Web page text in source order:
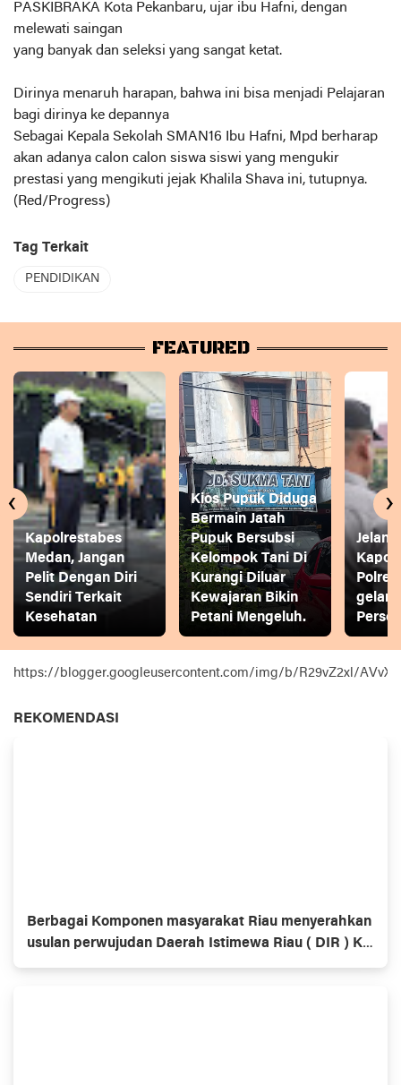
PASKIBRAKA Kota Pekanbaru, ujar ibu Hafni, dengan
melewati saingan
yang banyak dan seleksi yang sangat ketat.
Dirinya menaruh harapan, bahwa ini bisa menjadi Pelajaran
bagi dirinya ke depannya
Sebagai Kepala Sekolah SMAN16 Ibu Hafni, Mpd berharap
akan adanya calon calon siswa siswi yang mengukir
prestasi yang mengikuti jejak Khalila Shava ini, tutupnya.
(Red/Progress)
Tag Terkait
PENDIDIKAN
FEATURED
Kapolrestabes
Medan, Jangan
Pelit Dengan Diri
Sendiri Terkait
Kesehatan
Kios Pupuk Diduga
Bermain Jatah
Pupuk Bersubsi
Kelompok Tani Di
Kurangi Diluar
Kewajaran Bikin
Petani Mengeluh.
gelar
‹ ›
https://blogger.googleusercontent.com/img/b/R29vZ2xl/
REKOMENDASI
Berbagai Komponen masyarakat Riau menyerahkan
usulan perwujudan Daerah Istimewa Riau ( DIR ) Ke
Dewan Perwakilan Rakyat ( DPR ) dan Dewan